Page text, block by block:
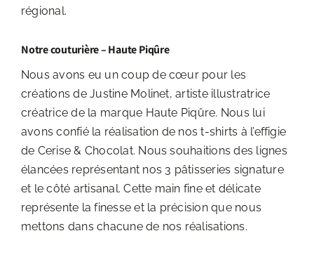
régional.
Notre couturière – Haute Piqûre
Nous avons eu un coup de cœur pour les
créations de Justine Molinet, artiste illustratrice
créatrice de la marque Haute Piqûre. Nous lui
avons confié la réalisation de nos t-shirts à l’effigie
de Cerise & Chocolat. Nous souhaitions des lignes
élancées représentant nos 3 pâtisseries signature
et le côté artisanal. Cette main fine et délicate
représente la finesse et la précision que nous
mettons dans chacune de nos réalisations.